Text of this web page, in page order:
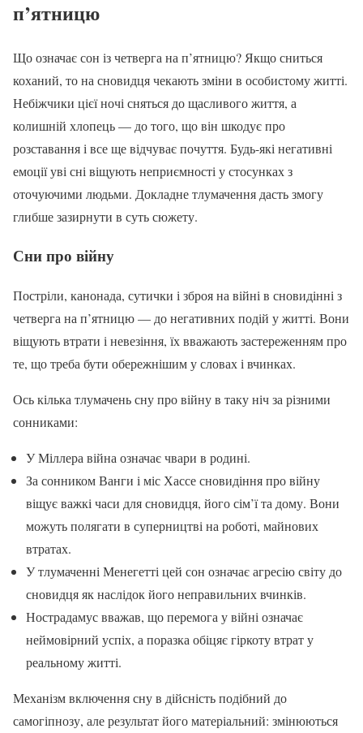
п’ятницю
Що означає сон із четверга на п’ятницю? Якщо сниться
коханий, то на сновидця чекають зміни в особистому житті.
Небіжчики цієї ночі сняться до щасливого життя, а
колишній хлопець — до того, що він шкодує про
розставання і все ще відчуває почуття. Будь-які негативні
емоції уві сні віщують неприємності у стосунках з
оточуючими людьми. Докладне тлумачення дасть змогу
глибше зазирнути в суть сюжету.
Сни про війну
Постріли, канонада, сутички і зброя на війні в сновидінні з
четверга на п’ятницю — до негативних подій у житті. Вони
віщують втрати і невезіння, їх вважають застереженням про
те, що треба бути обережнішим у словах і вчинках.
Ось кілька тлумачень сну про війну в таку ніч за різними
сонниками:
У Міллера війна означає чвари в родині.
За сонником Ванги і міс Хассе сновидіння про війну
віщує важкі часи для сновидця, його сім’ї та дому. Вони
можуть полягати в суперництві на роботі, майнових
втратах.
У тлумаченні Менегетті цей сон означає агресію світу до
сновидця як наслідок його неправильних вчинків.
Нострадамус вважав, що перемога у війні означає
неймовірний успіх, а поразка обіцяє гіркоту втрат у
реальному житті.
Механізм включення сну в дійсність подібний до
самогіпнозу, але результат його матеріальний: змінюються